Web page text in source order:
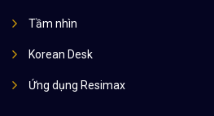
Tầm nhìn
Korean Desk
Ứng dụng Resimax